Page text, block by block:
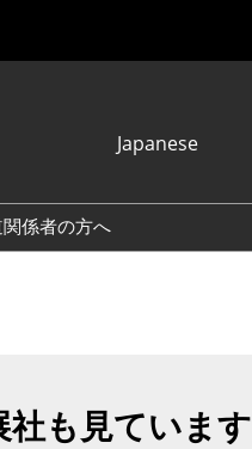
Japanese
English
繁體中文
係者の方へ
も見ています